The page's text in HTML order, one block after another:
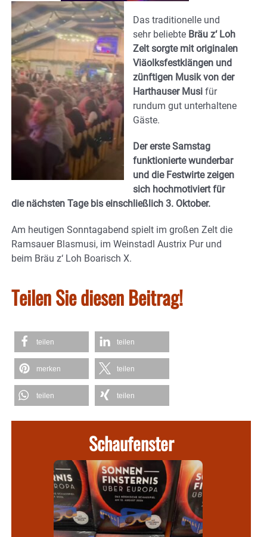
Das traditionelle und
sehr beliebte Bräu z‘ Loh
Zelt sorgte mit originalen
Viäolksfestklängen und
zünftigen Musik von der
Harthauser Musi für
rundum gut unterhaltene
Gäste.
Der erste Samstag
funktionierte wunderbar
und die Festwirte zeigen
sich hochmotiviert für
die nächsten Tage bis einschließlich 3. Oktober.
Am heutigen Sonntagabend spielt im großen Zelt die
Ramsauer Blasmusi, im Weinstadl Austrix Pur und
beim Bräu z‘ Loh Boarisch X.
Teilen Sie diesen Beitrag!
teilen teilen
merken teilen
teilen teilen
Schaufenster